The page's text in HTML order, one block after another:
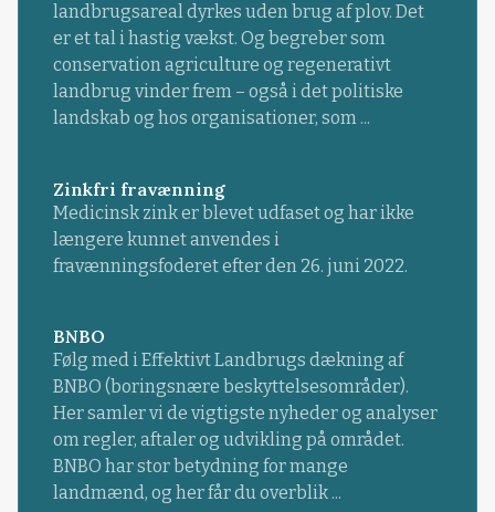
landbrugsareal dyrkes uden brug af plov. Det
er et tal i hastig vækst. Og begreber som
conservation agriculture og regenerativt
landbrug vinder frem – også i det politiske
landskab og hos organisationer, som ...
Zinkfri fravænning
Medicinsk zink er blevet udfaset og har ikke
længere kunnet anvendes i
fravænningsfoderet efter den 26. juni 2022.
BNBO
Følg med i Effektivt Landbrugs dækning af
BNBO (boringsnære beskyttelsesområder).
Her samler vi de vigtigste nyheder og analyser
om regler, aftaler og udvikling på området.
BNBO har stor betydning for mange
landmænd, og her får du overblik ...